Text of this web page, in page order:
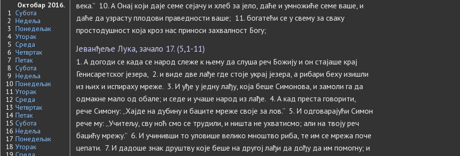
Октобар 2016.
1 Субота
2 Недеља
3 Понедељак
4 Уторак
5 Среда
6 Четвртак
7 Петак
8 Субота
9 Недеља
10 Понедељак
11 Уторак
12 Среда
13 Четвртак
14 Петак
15 Субота
16 Недеља
17 Понедељак
18 Уторак
века.” 10. А Онај који даје семе сејачу и хлеб за јело, даће и умножиће семе ваше, и
даће да узрасту плодови праведности ваше; 11. богатећи се у свему за сваку
простодушност која кроз нас приноси захвалност Богу;
Јеванђеље Лука, зачало 17. (5,1-11)
1. А догоди се када се народ слеже к њему да слуша реч Божију и он стајаше крај
Генисаретског језера, 2. и виде две лађе где стоје украј језера, а рибари беху изишли
из њих и испираху мреже. 3. И уђе у једну лађу, која беше Симонова, и замоли га да
одмакне мало од обале; и седе и учаше народ из лађе. 4. А кад преста говорити,
рече Симону: „Хајде на дубину и баците мреже своје за лов.” 5. И одговарајући Симон
рече му: „Учитељу, сву ноћ смо се трудили, и ништа не ухватисмо; али на твоју реч
бацићу мрежу.” 6. И учинивши то уловише велико мноштво риба, те им се мрежа поче
цепати. 7. И дадоше знак друштву које беше на другој лађи да дођу да им помогну; и